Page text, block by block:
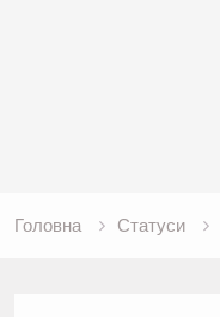
Головна Статуси